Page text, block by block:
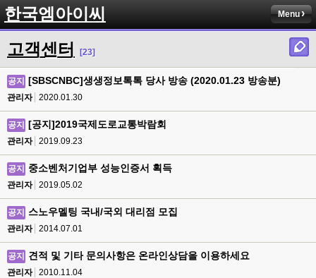
한국엠아이씨 Menu
고객센터 [23]
공지 [SBSCNBC]생생정보톡톡 당사 방송 (2020.01.23 방송분)
관리자 2020.01.30
공지 [공지]2019국제도로교통박람회
관리자 2019.09.23
공지 중소벤처기업부 성능인증서 획득
관리자 2019.05.02
공지 스노우멜팅 국내/국외 대리점 모집
관리자 2014.07.01
공지 견적 및 기타 문의사항은 온라인상담을 이용하세요
관리자 2010.11.04